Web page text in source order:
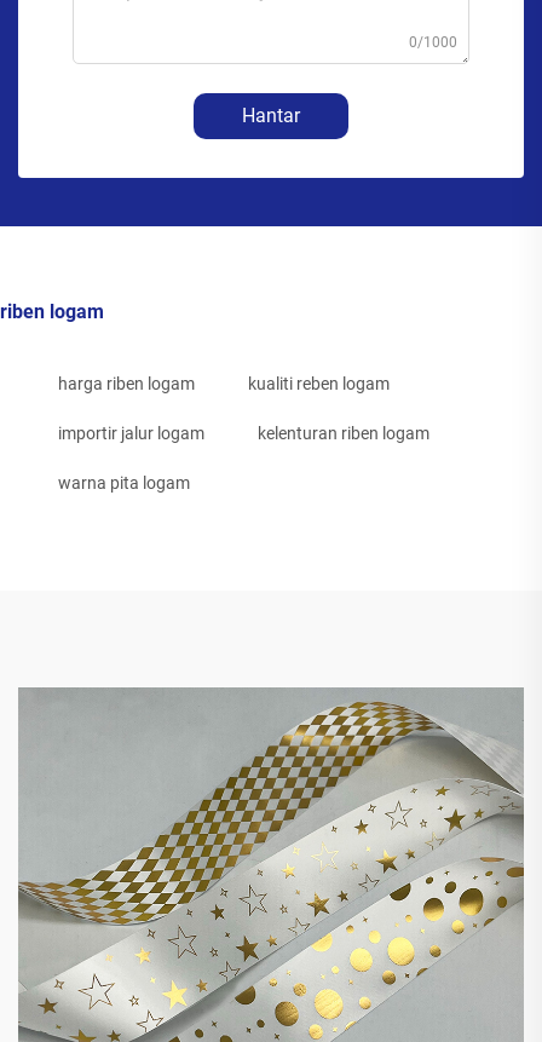
0/1000
Hantar
riben logam
harga riben logam kualiti reben logam
importir jalur logam kelenturan riben logam
warna pita logam